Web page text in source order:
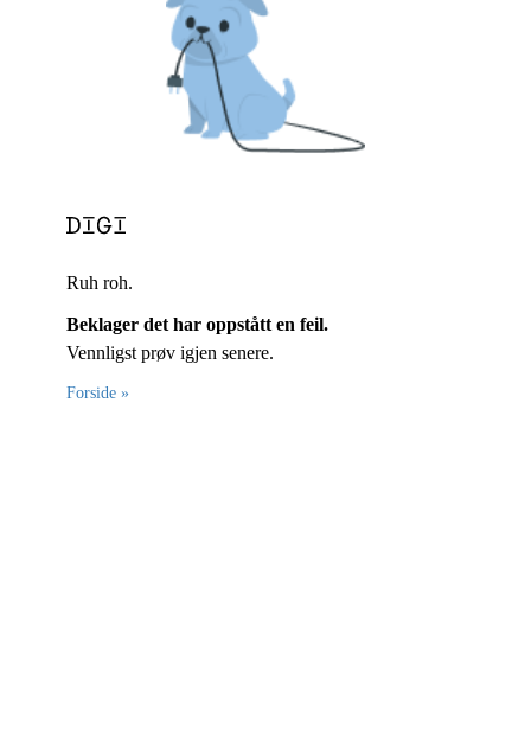
Ruh roh.
Beklager det har oppstått en feil.
Vennligst prøv igjen senere.
Forside »